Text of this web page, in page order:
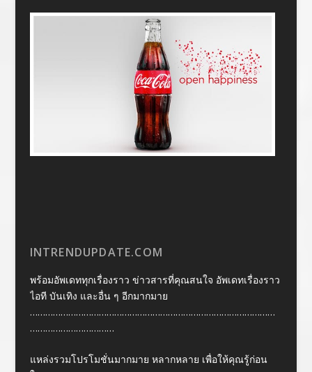
INTRENDUPDATE.COM
พร้อมอัพเดททุกเรื่องราว ข่าวสารที่คุณสนใจ อัพเดทเรื่องราว
ไอที บันเทิง และอื่น ๆ อีกมากมาย
……………………………………………………………………………………
……………………………
แหล่งรวมโปรโมชั่นมากมาย หลากหลาย เพื่อให้คุณรู้ก่อน